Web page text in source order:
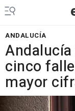
ANDALUCÍA
cinco
mayor